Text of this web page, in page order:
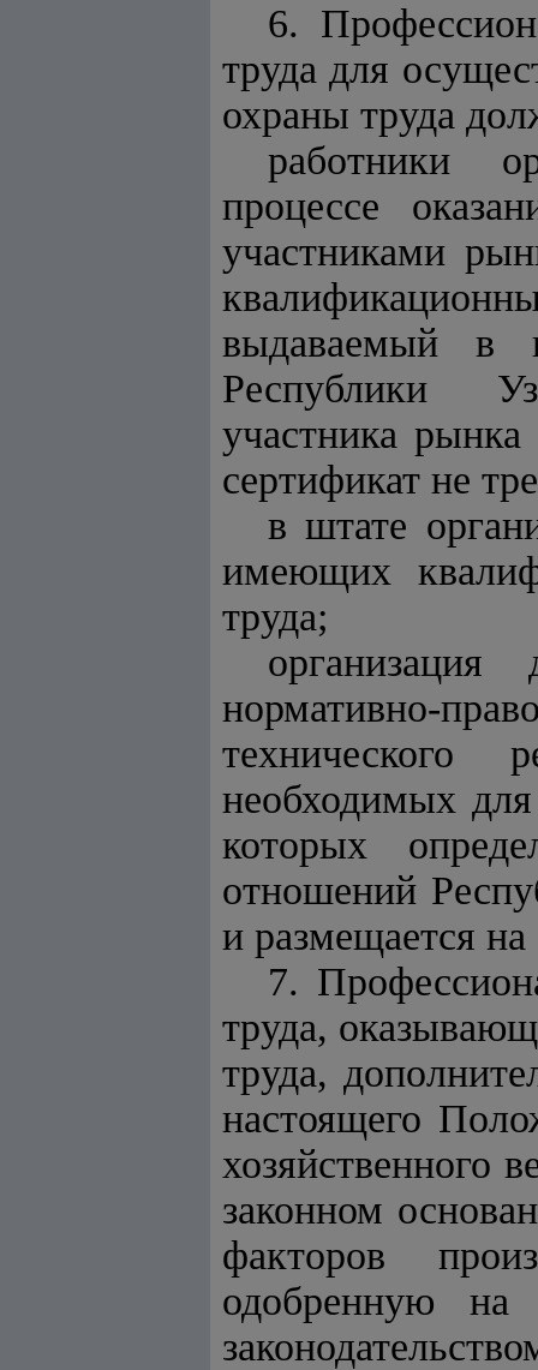
6.
труда для
охраны труда
работники
процессе
участниками
выдаваемый в
Республики
участника
сертификат не
в штате
имеющих
труда;
нормативно-
технического
необходимых
которых
отношений
и размещается
7.
труда,
труда,
настоящего
хозяйственного
законном
факторов
одобренную на